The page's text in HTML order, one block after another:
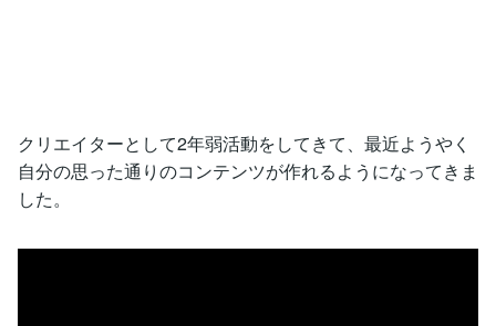
クリエイターとして2年弱活動をしてきて、最近ようやく
自分の思った通りのコンテンツが作れるようになってきま
した。